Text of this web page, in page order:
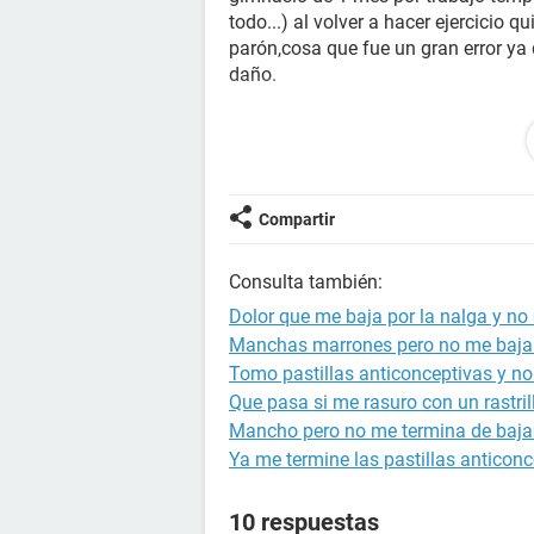
todo...) al volver a hacer ejercicio
parón,cosa que fue un gran error
daño.
me estaba oprimiendo el nervio y
mas...parecía como que el dolor
enfriar sobre todo la ultima
Como no podía permitirme
cabecera,por si era algo mas
era,me dio ibuprofeno y me
un poco la espalda.
Pues creo que aun fue peor el
que me duele mas.No es que duela
poco por la nalga y a veces parece
Compartir
Consulta también:
Dolor que me baja por la nalga y no
Manchas marrones pero no me
Tomo pastillas anticonceptivas y
Que pasa si me rasuro con un
Mancho pero no me termina de
Ya me termine las pastillas
10 respuestas